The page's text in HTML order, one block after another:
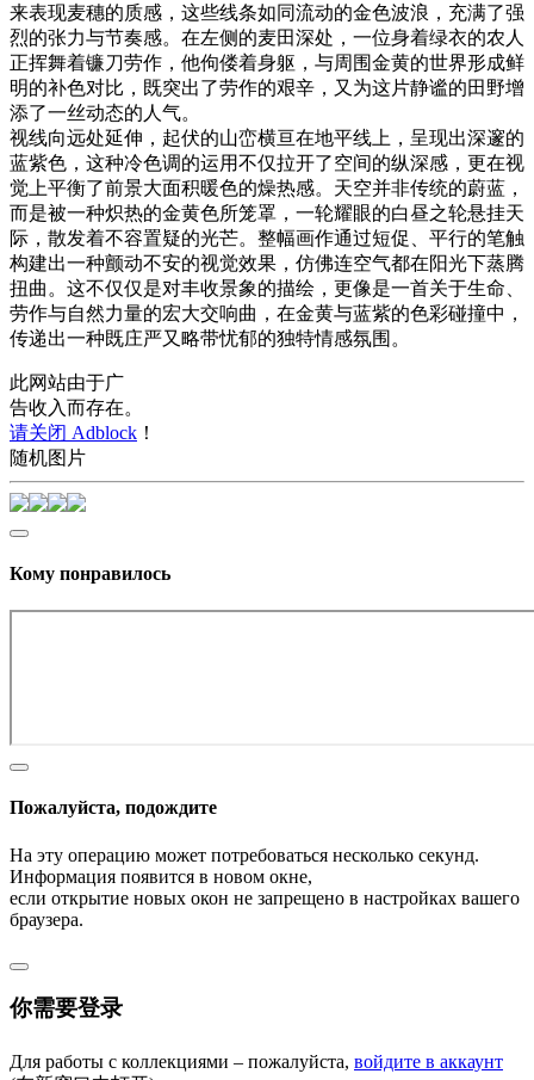
来表现麦穗的质感，这些线条如同流动的金色波浪，充满了强
烈的张力与节奏感。在左侧的麦田深处，一位身着绿衣的农人
正挥舞着镰刀劳作，他佝偻着身躯，与周围金黄的世界形成鲜
明的补色对比，既突出了劳作的艰辛，又为这片静谧的田野增
添了一丝动态的人气。
视线向远处延伸，起伏的山峦横亘在地平线上，呈现出深邃的
蓝紫色，这种冷色调的运用不仅拉开了空间的纵深感，更在视
觉上平衡了前景大面积暖色的燥热感。天空并非传统的蔚蓝，
而是被一种炽热的金黄色所笼罩，一轮耀眼的白昼之轮悬挂天
际，散发着不容置疑的光芒。整幅画作通过短促、平行的笔触
构建出一种颤动不安的视觉效果，仿佛连空气都在阳光下蒸腾
扭曲。这不仅仅是对丰收景象的描绘，更像是一首关于生命、
劳作与自然力量的宏大交响曲，在金黄与蓝紫的色彩碰撞中，
传递出一种既庄严又略带忧郁的独特情感氛围。
此网站由于广
告收入而存在。
请关闭 Adblock ！
随机图片
Кому понравилось
Пожалуйста, подождите
На эту операцию может потребоваться несколько секунд.
Информация появится в новом окне,
если открытие новых окон не запрещено в настройках вашего
браузера.
你需要登录
Для работы с коллекциями – пожалуйста, войдите в аккаунт